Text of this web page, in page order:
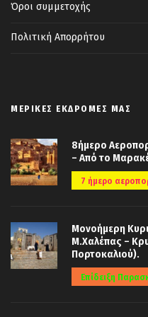
Όροι συμμετοχής
Πολιτική Απορρήτου
ΜΕΡΙΚΈΣ ΕΚΔΡΟΜΈΣ ΜΑΣ
8ήμερο
– Από το
7 ήμερο
Μονοήμερη
Μ.Χαλέπας –
Πορτοκαλιού).
Επίδειξη